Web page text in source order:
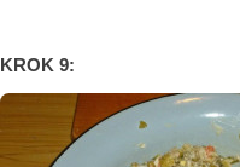
KROK 9: